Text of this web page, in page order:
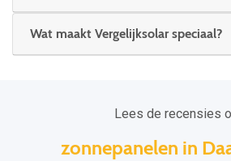
Wat maakt Vergelijksolar speciaal?
Lees de recensies
zonnepanelen in